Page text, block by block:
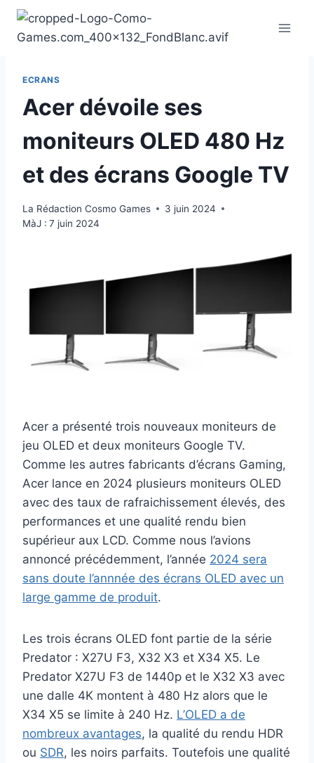
Aller
contenu
ECRANS
Acer dévoile ses
moniteurs OLED 480 Hz
et des écrans Google TV
La Rédaction Cosmo Games
3 juin 2024
MàJ : 7 juin 2024
Acer a présenté trois nouveaux moniteurs de
jeu OLED et deux moniteurs Google TV.
Comme les autres fabricants d’écrans Gaming,
Acer lance en 2024 plusieurs moniteurs OLED
avec des taux de rafraichissement élevés, des
performances et une qualité rendu bien
supérieur aux LCD. Comme nous l’avions
annoncé précédemment, l’année 2024 sera
sans doute l’annnée des écrans OLED avec un
large gamme de produit.
Les trois écrans OLED font partie de la série
Predator : X27U F3, X32 X3 et X34 X5. Le
Predator X27U F3 de 1440p et le X32 X3 avec
une dalle 4K montent à 480 Hz alors que le
X34 X5 se limite à 240 Hz. L’OLED a de
nombreux avantages, la qualité du rendu HDR
ou SDR, les noirs parfaits. Toutefois une qualité